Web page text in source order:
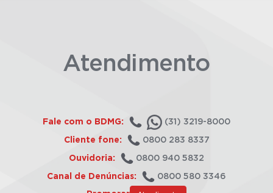
Atendimento
Fale com o BDMG: (31) 3219-8000
Cliente fone: 0800 283 8337
Ouvidoria: 0800 940 5832
Canal de Denúncias: 0800 580 3346